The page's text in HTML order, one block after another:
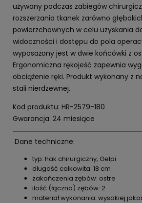
używany podczas zabiegów
rozszerzania tkanek zarówno
powierzchownych w celu uzyskania
widoczności i dostępu do pola
wyposażony jest w dwie końcówki z
Ergonomiczna rękojeść zapewnia
obciążenie ręki. Produkt wykonany z
stali nierdzewnej.
Kod produktu: HR-2579-180
Gwarancja: 24 miesiące
Dane techniczne:
typ: hak chirurgiczny, Gelpi
długość całkowita: 18 cm
zakończenia zębów: ostre
ilość (łączna) zębów: 2
materiał wykonania: wysokiej